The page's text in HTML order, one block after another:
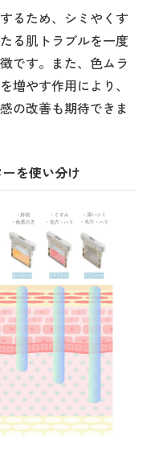
るため、シミやくす
る肌トラブルを一度
です。また、色ムラ
増やす作用により、
の改善も期待できま
を使い分け